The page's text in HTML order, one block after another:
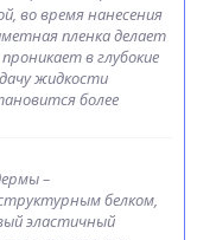
во время нанесения
пленка делает
в глубокие
жидкости
более
–
белком,
эластичный